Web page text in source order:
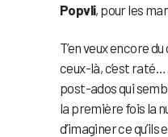
Popvli, pour les
T’en veux encore
ceux-là, c’est
post-ados qui
la première fois la
d’imaginer ce qu’ils